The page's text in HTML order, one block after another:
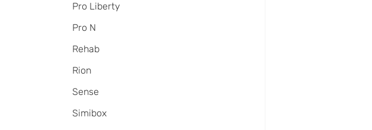
Pro Liberty
Pro N
Rehab
Rion
Sense
Simibox